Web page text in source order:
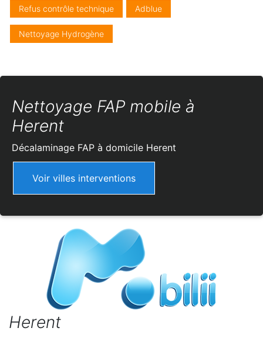
Refus contrôle technique Adblue
Nettoyage Hydrogène
Nettoyage FAP mobile à
Herent
Décalaminage FAP à domicile Herent
Voir villes interventions
Herent